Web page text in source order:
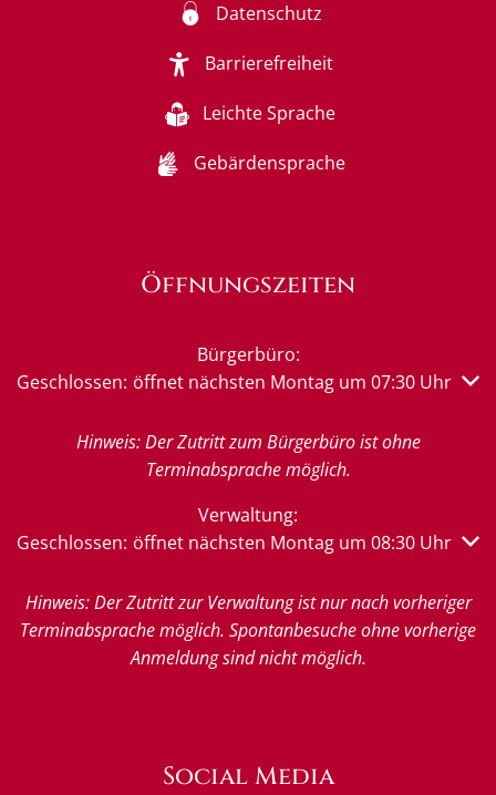
Datenschutz
Barrierefreiheit
Leichte Sprache
Gebärdensprache
Öffnungszeiten
Bürgerbüro:
Klicken, um weitere Öffnungs- oder Schließzeiten
Geschlossen: öffnet nächsten Montag um 07:30 Uhr
Hinweis: Der Zutritt zum Bürgerbüro ist ohne
Terminabsprache möglich.
Verwaltung:
Klicken, um weitere Öffnungs- oder Schließzeiten
Geschlossen: öffnet nächsten Montag um 08:30 Uhr
Hinweis: Der Zutritt zur Verwaltung ist nur nach vorheriger
Terminabsprache möglich. Spontanbesuche ohne vorherige
Anmeldung sind nicht möglich.
Social Media